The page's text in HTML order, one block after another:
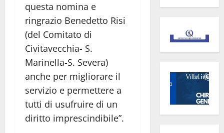
questa nomina e
ringrazio Benedetto Risi
(del Comitato di
Civitavecchia- S.
Marinella-S. Severa)
anche per migliorare il
servizio e permettere a
tutti di usufruire di un
diritto imprescindibile”.